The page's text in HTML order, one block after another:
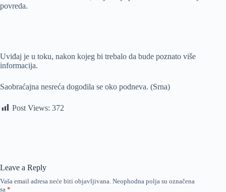
povreda.
Uviđaj je u toku, nakon kojeg bi trebalo da bude poznato više
informacija.
Saobraćajna nesreća dogodila se oko podneva. (Srna)
Post Views: 372
Leave a Reply
Vaša email adresa neće biti objavljivana. Neophodna polja su označena
sa *